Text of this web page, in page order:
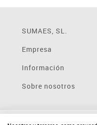
SUMAES, SL.
Empresa
Información
Sobre nosotros